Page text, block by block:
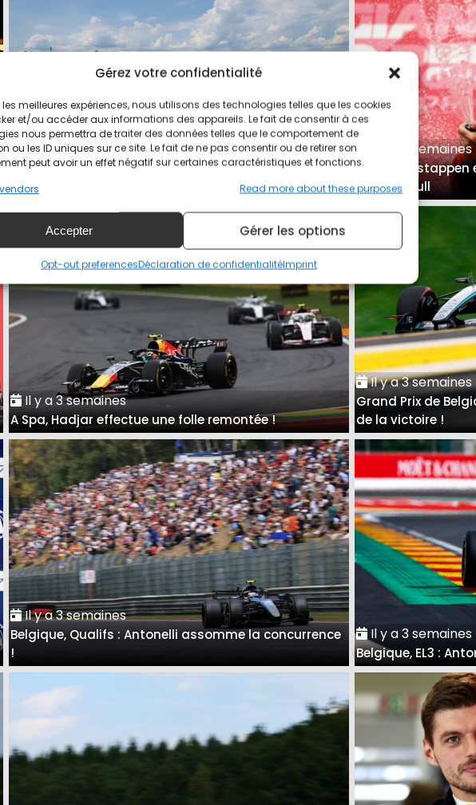
Gérez votre confidentialité
les meilleures expériences, nous utilisons des technologies telles que les cookies
et/ou accéder aux informations des appareils. Le fait de consentir à ces
nous permettra de traiter des données telles que le comportement de
ou les ID uniques sur ce site. Le fait de ne pas consentir ou de retirer son
peut avoir un effet négatif sur certaines caractéristiques et fonctions.
Read more about these purposes
Accepter Gérer les options
Opt-out preferencesDéclaration de confidentialitéImprint
Il y a 2 semaines
Grand Prix de Hongrie : présentation et horaires
Il y a 3 semaines
A Spa,
des Red Bull
Il y a 3 semaines
A Spa, Hadjar effectue une folle remontée !
Il y a 3 semaines
Grand Prix de
de la victoire !
Il y a 3 semaines
Belgique, Qualifs : Antonelli assomme la concurrence
!
Il y a 3 semaines
Belgique, EL3 :